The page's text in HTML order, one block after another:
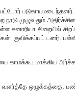
முழுவதும்
சுனாரியா சிறையில்
குவிக்கப்பட் டனர். பள்ளி,
காமக்கூடமாக்கிய
ஒழுக்கத்தை,